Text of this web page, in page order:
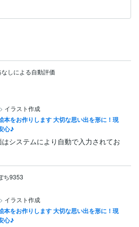
しによる自動評価
> イラスト作成
本をお作りします 大切な思い出を形に！現
心♪
はシステムにより自動で入力されてお
ち9353
> イラスト作成
本をお作りします 大切な思い出を形に！現
心♪